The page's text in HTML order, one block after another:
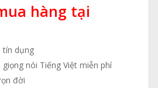
hàng tại
tín dụng
nói Tiếng Việt miễn phí
đời